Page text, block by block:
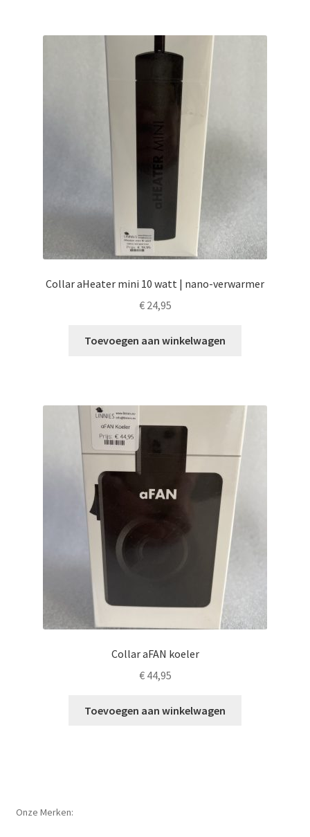
Collar aHeater mini 10 watt | nano-verwarmer
€24,95
Toevoegen aan winkelwagen
Collar aFAN koeler
€44,95
Toevoegen aan winkelwagen
Onze Merken: